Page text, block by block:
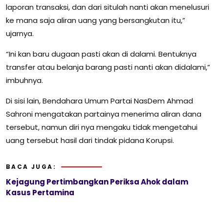
laporan transaksi, dan dari situlah nanti akan menelusuri
ke mana saja aliran uang yang bersangkutan itu,”
ujarnya.
“Ini kan baru dugaan pasti akan di dalami. Bentuknya
transfer atau belanja barang pasti nanti akan didalami,”
imbuhnya.
Di sisi lain, Bendahara Umum Partai NasDem Ahmad
Sahroni mengatakan partainya menerima aliran dana
tersebut, namun diri nya mengaku tidak mengetahui
uang tersebut hasil dari tindak pidana Korupsi.
BACA JUGA:
Kejagung Pertimbangkan Periksa Ahok dalam
Kasus Pertamina